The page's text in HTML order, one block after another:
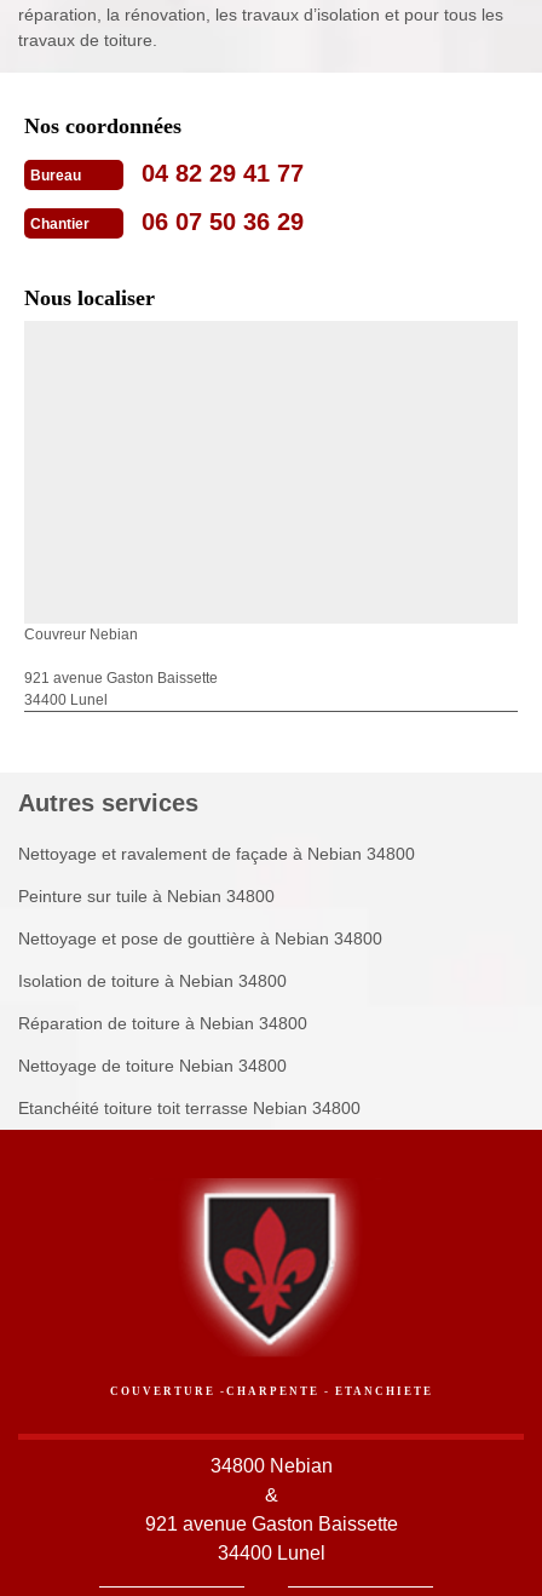
réparation, la rénovation, les travaux d’isolation et pour tous les
travaux de toiture.
Nos coordonnées
Bureau 04 82 29 41 77
Chantier 06 07 50 36 29
Nous localiser
Couvreur Nebian
921 avenue Gaston Baissette
34400 Lunel
Autres services
Nettoyage et ravalement de façade à Nebian 34800
Peinture sur tuile à Nebian 34800
Nettoyage et pose de gouttière à Nebian 34800
Isolation de toiture à Nebian 34800
Réparation de toiture à Nebian 34800
Nettoyage de toiture Nebian 34800
Etanchéité toiture toit terrasse Nebian 34800
COUVERTURE -CHARPENTE - ETANCHIETE
34800 Nebian
&
921 avenue Gaston Baissette
34400 Lunel